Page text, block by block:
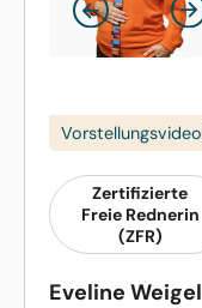
Vorstellungsvideo
Zertifizierte
Freie Rednerin
(ZFR)
Eveline Weigel